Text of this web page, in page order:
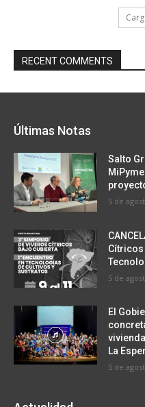
RECENT COMMENTS
Últimas Notas
Salto
5 de
Cítricos
5 de
El
La
5 de